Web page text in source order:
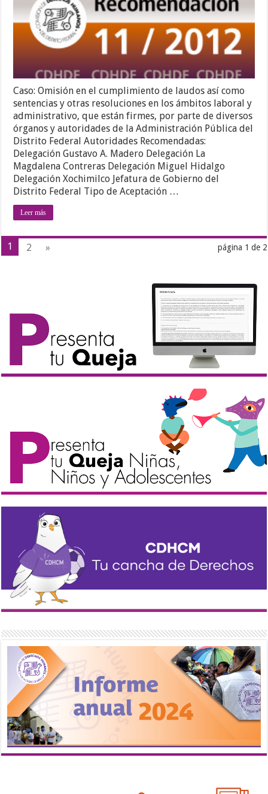
Caso: Omisión en el cumplimiento de laudos así como
sentencias y otras resoluciones en los ámbitos laboral y
administrativo, que están firmes, por parte de diversos
órganos y autoridades de la Administración Pública del
Distrito Federal Autoridades Recomendadas:
Delegación Gustavo A. Madero Delegación La
Magdalena Contreras Delegación Miguel Hidalgo
Delegación Xochimilco Jefatura de Gobierno del
Distrito Federal Tipo de Aceptación …
Leer más
página 1 de 2
1 2 »